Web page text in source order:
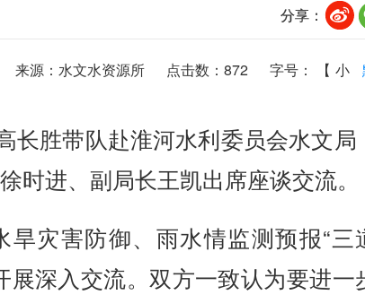
分享：
来源：水文水资源所 点击数： 872 字号： 【 小
长胜带队赴淮河水利委员会水文
时进、副局长王凯出席座谈交流。
灾害防御、雨水情监测预报“三
展深入交流。双方一致认为要进